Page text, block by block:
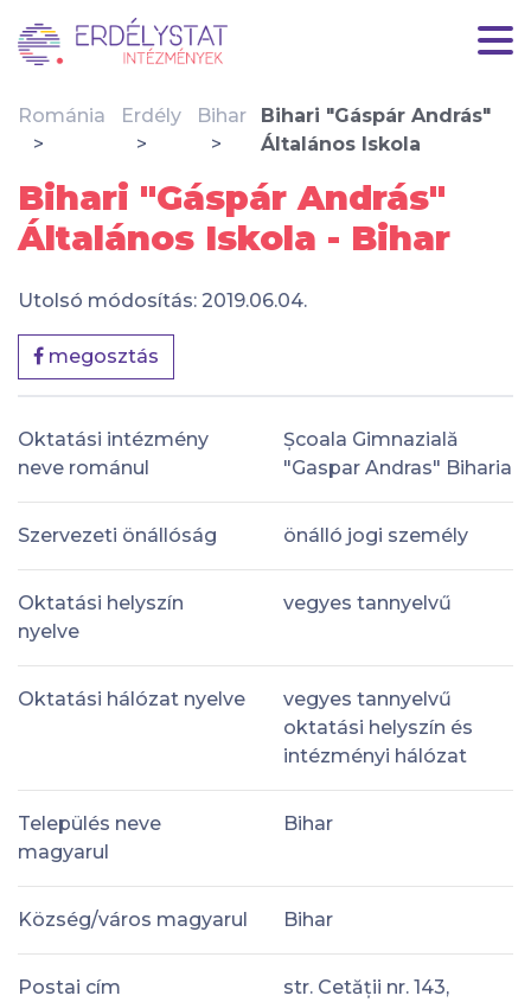
Románia Erdély Bihar
Bihari "Gáspár András"
Általános Iskola
Bihari "Gáspár András"
Általános Iskola - Bihar
Utolsó módosítás: 2019.06.04.
megosztás
Oktatási intézmény
neve románul
Școala Gimnazială
"Gaspar Andras" Biharia
Szervezeti önállóság önálló jogi személy
Oktatási helyszín
nyelve
vegyes tannyelvű
Oktatási hálózat nyelve
vegyes tannyelvű
oktatási helyszín és
intézményi hálózat
Település neve
magyarul
Bihar
Község/város magyarul Bihar
Postai cím
str. Cetății nr. 143,